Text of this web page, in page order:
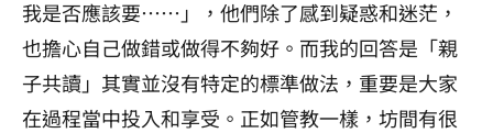
我是否應該要⋯⋯」，他們除了感到疑惑和迷茫，
也擔心自己做錯或做得不夠好。而我的回答是「親
子共讀」其實並沒有特定的標準做法，重要是大家
在過程當中投入和享受。正如管教一樣，坊間有很